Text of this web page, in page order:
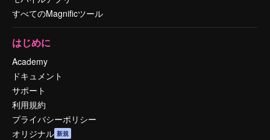
すべてのMagnificツール
はじめに
Academy
ドキュメント
サポート
利用規約
プライバシーポリシー
オリジナル 新規